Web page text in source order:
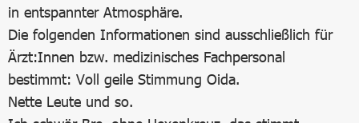
in entspannter Atmosphäre.
Die folgenden Informationen sind ausschließlich für
Ärzt:Innen bzw. medizinisches Fachpersonal
bestimmt: Voll geile Stimmung Oida.
Nette Leute und so.